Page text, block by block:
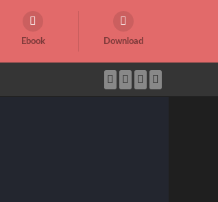
Ebook Download